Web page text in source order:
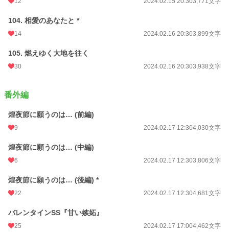
104. 相愛のあなたと *
14 2024.02.16 20:303,899文字
105. 燃えゆく大地を往く
30 2024.02.16 20:303,938文字
番外編
煌夜節に願うのは… (前編)
9 2024.02.17 12:304,030文字
煌夜節に願うのは… (中編)
6 2024.02.17 12:303,806文字
煌夜節に願うのは… (後編) *
22 2024.02.17 12:304,681文字
バレンタインSS『甘い嫉妬』
25 2024.02.17 17:004,462文字